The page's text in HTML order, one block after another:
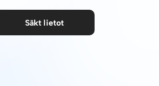
Sākt lietot